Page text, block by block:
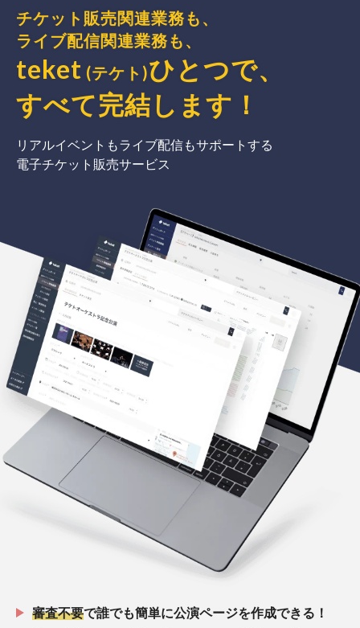
チケット販売関連業務も、
ライブ配信関連業務も、
teket (テケト)ひとつで、
すべて完結 します ！
リアルイベントもライブ配信もサポートする
電子チケット販売サービス
審査不要で誰でも簡単に公演ページを作成できる！